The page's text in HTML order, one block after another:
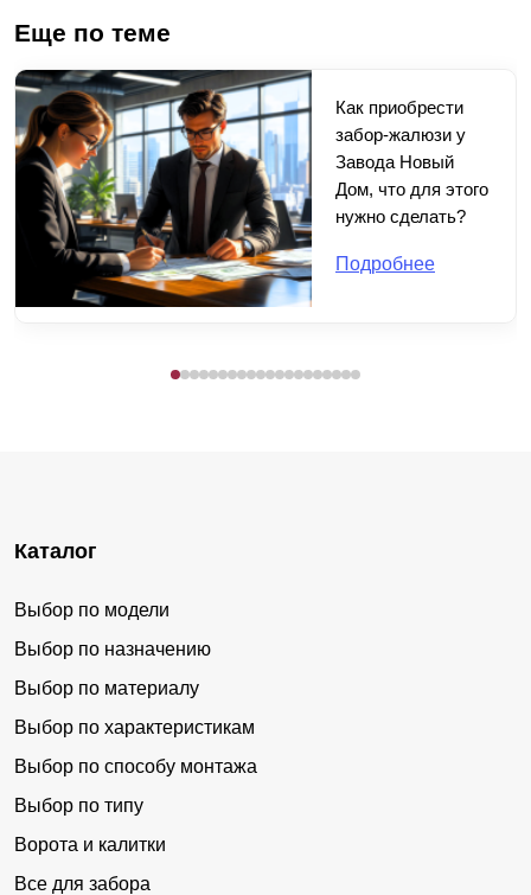
Еще по теме
Как приобрести
забор-жалюзи у
Завода Новый
Дом, что для этого
нужно сделать?
Подробнее
Каталог
Выбор по модели
Выбор по назначению
Выбор по материалу
Выбор по характеристикам
Выбор по способу монтажа
Выбор по типу
Ворота и калитки
Все для забора